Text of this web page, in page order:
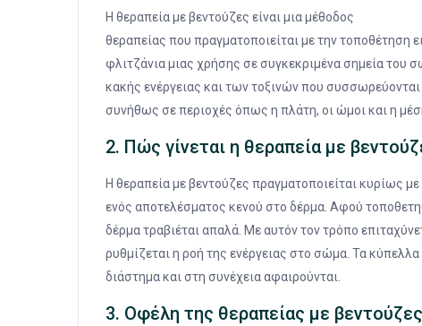
Η θεραπεία με βεντούζες είναι μια μέθοδος
θεραπείας που πραγματοποιείται με την τοποθέτηση
φλιτζάνια μιας χρήσης σε συγκεκριμένα σημεία
κακής ενέργειας και των τοξινών που
συνήθως σε περιοχές όπως η πλάτη, οι ώμοι και η
2. Πώς γίνεται η θεραπεία με
Η θεραπεία με βεντούζες πραγματοποιείται κυρίως
ενός αποτελέσματος κενού στο δέρμα. Αφού
δέρμα τραβιέται απαλά. Με αυτόν τον τρόπο
ρυθμίζεται η ροή της ενέργειας στο σώμα. Τα
διάστημα και στη συνέχεια αφαιρούνται.
3. Οφέλη της θεραπείας με βεντούζες